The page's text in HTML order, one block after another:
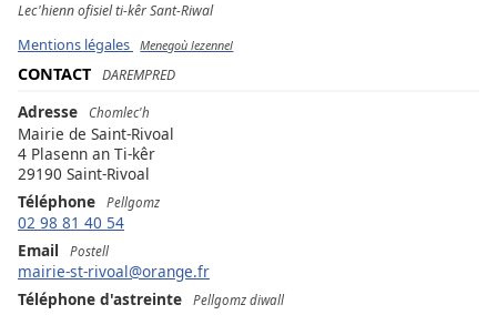
Lec'hienn ofisiel ti-kêr Sant-Riwal
Mentions légales Menegoù lezennel
CONTACT DAREMPRED
Adresse Chomlec'h
Mairie de Saint-Rivoal
4 Plasenn an Ti-kêr
29190 Saint-Rivoal
Téléphone
Pellgomz
02 98 81 40 54
Email
Postell
mairie-st-rivoal@orange.fr
Téléphone d'astreinte
Pellgomz diwall